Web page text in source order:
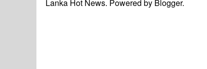
Lanka Hot News. Powered by Blogger.